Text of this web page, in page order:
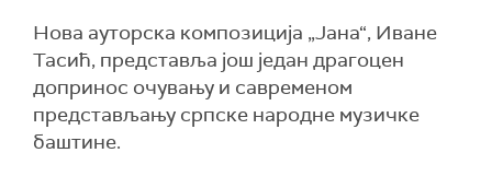
Нова ауторска композиција „Јана“, Иване
Тасић, представља још један драгоцен
допринос очувању и савременом
представљању српске народне музичке
баштине.